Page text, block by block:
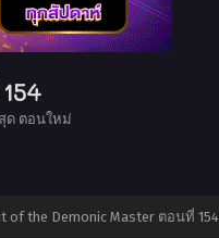
ด ตอนใหม่
of the Demonic Master ตอนที่ 154